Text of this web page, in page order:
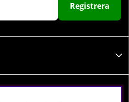
Registrera